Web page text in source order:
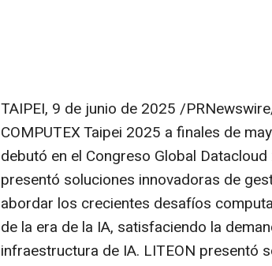
TAIPEI, 9 de junio de 2025 /
COMPUTEX Taipei 2025 a finales de
debutó en el Congreso Global
presentó soluciones innovadoras de
abordar los crecientes desafíos
de la era de la IA, satisfaciendo la
infraestructura de IA. LITEON presentó